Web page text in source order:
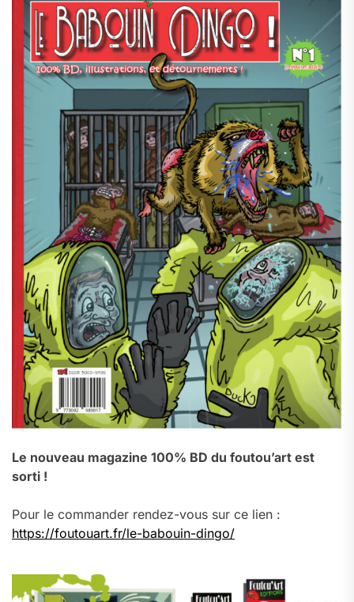
Le nouveau magazine 100% BD du foutou’art est
sorti !
Pour le commander rendez-vous sur ce lien :
https://foutouart.fr/le-babouin-dingo/